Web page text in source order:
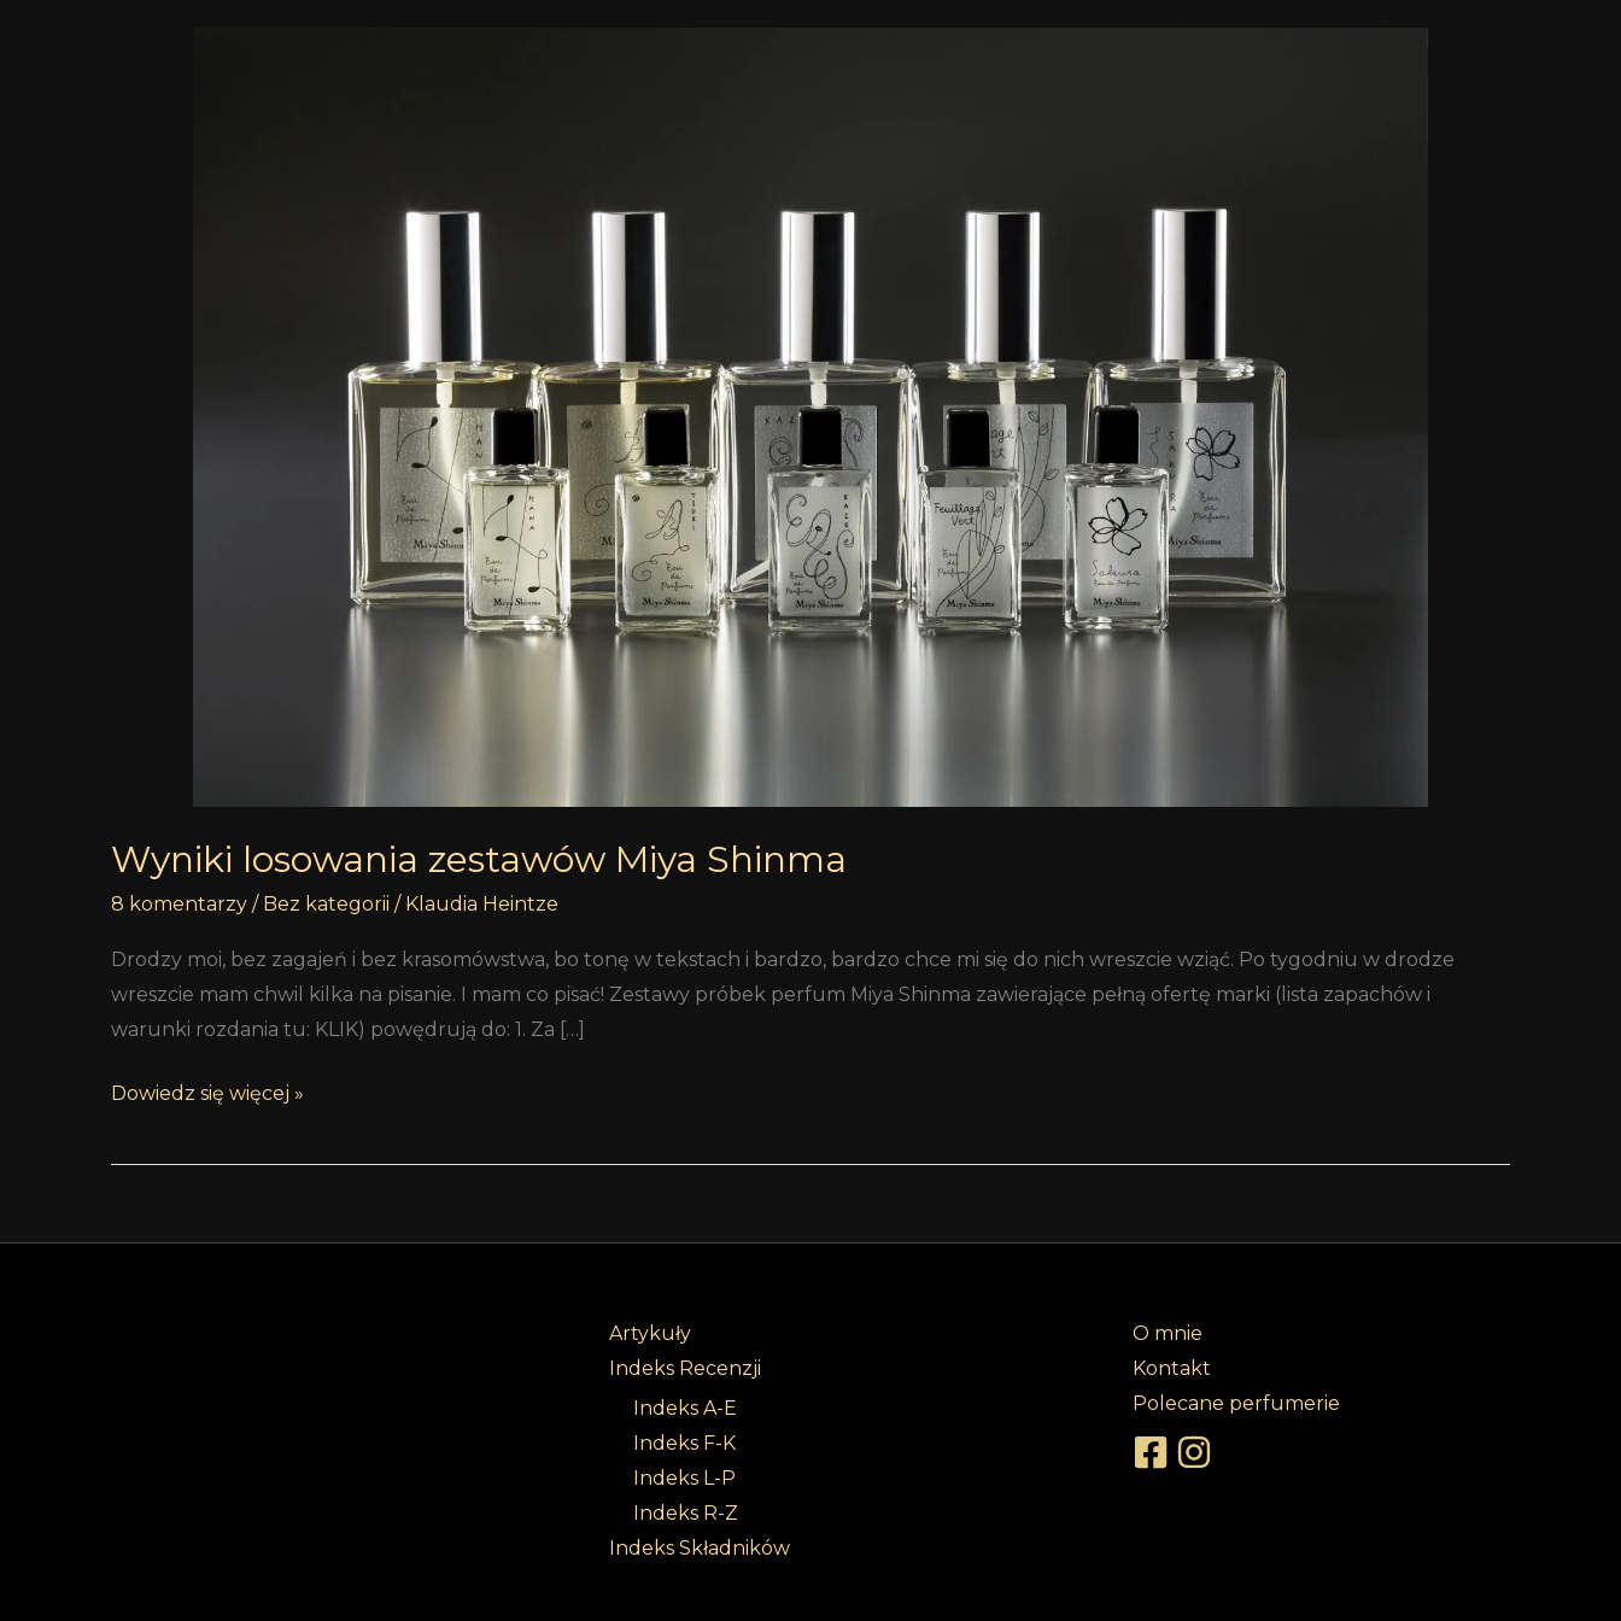
Wyniki losowania zestawów Miya Shinma
8 komentarzy / Bez kategorii / Klaudia Heintze
Drodzy moi, bez zagajeń i bez krasomówstwa, bo tonę w tekstach i bardzo, bardzo chce mi się do nich wreszcie wziąć. Po tygodniu w drodze
wreszcie mam chwil kilka na pisanie. I mam co pisać! Zestawy próbek perfum Miya Shinma zawierające pełną ofertę marki (lista zapachów i
warunki rozdania tu: KLIK) powędrują do: 1. Za […]
Dowiedz się więcej »
Artykuły
Indeks Recenzji
Indeks A-E
Indeks F-K
Indeks L-P
Indeks R-Z
Indeks Składników
O mnie
Kontakt
Polecane perfumerie